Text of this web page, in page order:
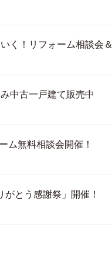
く！リフォーム相談会
中古一戸建て販売中
ム無料相談会開催！
とう感謝祭」開催！